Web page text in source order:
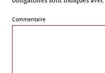
Commentaire